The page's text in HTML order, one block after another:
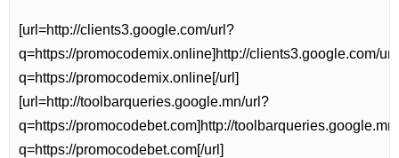
[url=http://clients3.google.com/url?
q=https://promocodemix.online]http://clients3.google.com/
q=https://promocodemix.online[/url]
[url=http://toolbarqueries.google.mn/url?
q=https://promocodebet.com]http://
q=https://promocodebet.com[/url]